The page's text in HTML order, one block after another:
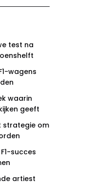
lek nu
test na
wagens
waarin
geeft
strategie om
succes
artiest